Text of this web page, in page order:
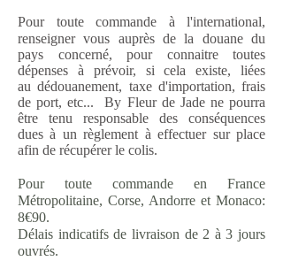
Pour toute commande à l'international,
renseigner vous auprès de la douane du
pays concerné, pour connaitre toutes
dépenses à prévoir, si cela existe, liées
au dédouanement, taxe d'importation, frais
de port, etc...By Fleur de Jade ne pourra
être tenu responsable des conséquences
dues à unrèglement à effectuersur place
afin de récupérer le colis.
Pour toute commande en France
Métropolitaine, Corse, Andorre et Monaco:
8€90.
Délais indicatifs de livraison de 2 à 3 jours
ouvrés.